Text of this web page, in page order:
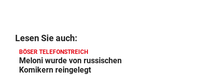
Lesen Sie auch:
BÖSER TELEFONSTREICH
Meloni wurde von russischen
Komikern reingelegt